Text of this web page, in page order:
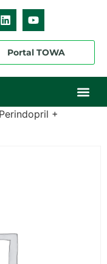
Portal TOWA
+